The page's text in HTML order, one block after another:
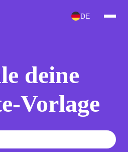
DE
deine
Vorlage